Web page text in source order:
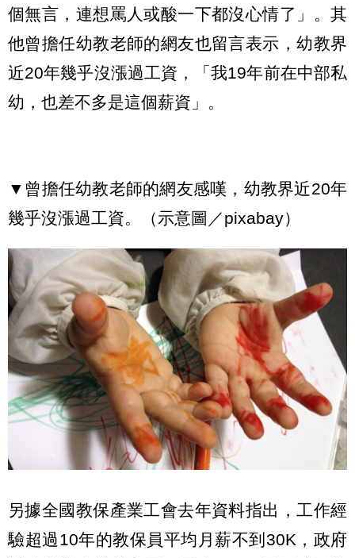
個無言，連想罵人或酸一下都沒心情了」。其
他曾擔任幼教老師的網友也留言表示，幼教界
近20年幾乎沒漲過工資，「我19年前在中部私
幼，也差不多是這個薪資」。
▼曾擔任幼教老師的網友感嘆，幼教界近20年
幾乎沒漲過工資。（示意圖／pixabay）
另據全國教保產業工會去年資料指出，工作經
驗超過10年的教保員平均月薪不到30K，政府